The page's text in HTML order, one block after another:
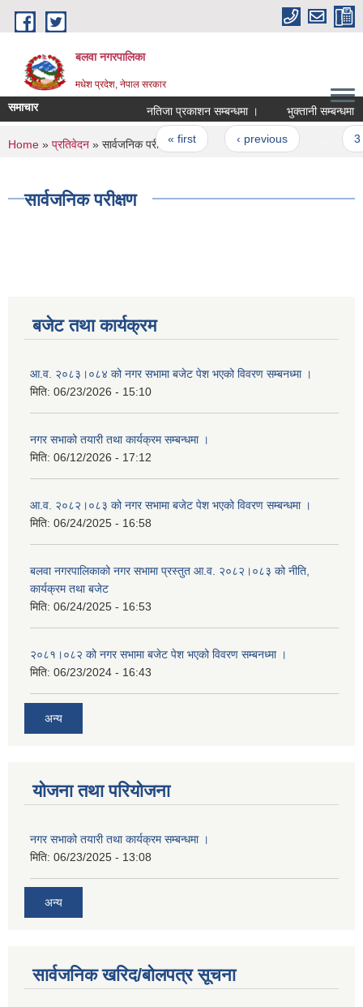
Skip to main content
बलवा नगरपालिका
मधेश प्रदेश, नेपाल सरकार
समाचार नतिजा प्रकाशन सम्बन्धमा । भुक्तानी सम्बन्धमा
Pages
« first ‹ previous
You are here
Home » प्रतिवेदन » सार्वजनिक परीक्षण
सार्वजनिक परीक्षण
बजेट तथा कार्यक्रम
आ.व. २०८३।०८४ को नगर सभामा बजेट पेश भएको विवरण सम्बनध्मा ।
मिति: 06/23/2026 - 15:10
नगर सभाको तयारी तथा कार्यक्रम सम्बन्धमा ।
मिति: 06/12/2026 - 17:12
आ.व. २०८२।०८३ को नगर सभामा बजेट पेश भएको विवरण सम्बन्धमा ।
मिति: 06/24/2025 - 16:58
बलवा नगरपालिकाको नगर सभामा प्रस्तुत आ.व. २०८२।०८३ को नीति,
कार्यक्रम तथा बजेट
मिति: 06/24/2025 - 16:53
२०८१।०८२ को नगर सभामा बजेट पेश भएको विवरण सम्बनध्मा ।
मिति: 06/23/2024 - 16:43
अन्य
योजना तथा परियोजना
नगर सभाको तयारी तथा कार्यक्रम सम्बन्धमा ।
मिति: 06/23/2025 - 13:08
अन्य
सार्वजनिक खरिद/बोलपत्र सूचना